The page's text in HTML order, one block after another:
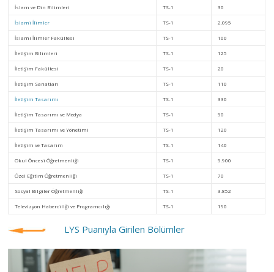
İslam ve Din Bilimleri TS-1 30
İslami İlimler TS-1 2.095
İslami İlimler Fakültesi TS-1 100
İletişim Bilimleri TS-1 125
İletişim Fakültesi TS-1 20
İletişim Sanatları TS-1 110
İletişim Tasarımı TS-1 330
İletişim Tasarımı ve Medya TS-1 50
İletişim Tasarımı ve Yönetimi TS-1 120
İletişim ve Tasarım TS-1 140
Okul Öncesi Öğretmenliği TS-1 5.900
Özel Eğitim Öğretmenliği TS-1 70
Sosyal Bilgiler Öğretmenliği TS-1 3.852
Televizyon Haberciliği ve Programcılığı TS-1 190
LYS Puanıyla Girilen Bölümler